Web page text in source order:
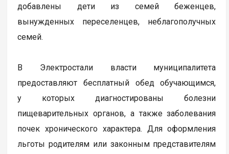
добавлены дети из семей беженцев,
вынужденных переселенцев, неблагополучных
семей.
В Электростали власти муниципалитета
предоставляют бесплатный обед обучающимся,
у которых диагностированы болезни
пищеварительных органов, а также заболевания
почек хронического характера. Для оформления
льготы родителям или законным представителям